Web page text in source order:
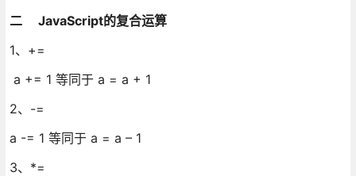
二 JavaScript的复合运算
1、+=
a += 1 等同于 a = a + 1
2、-=
a -= 1 等同于 a = a – 1
3、*=